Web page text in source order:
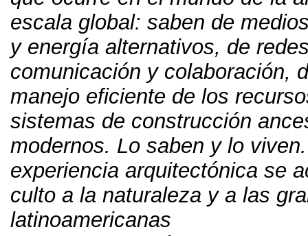
escala global: saben de
y energía alternativos, de
comunicación y colaboración,
manejo eficiente de los
sistemas de construcción
modernos. Lo saben y lo viven
experiencia arquitectónica se
culto a la naturaleza y a las
latinoamericanas